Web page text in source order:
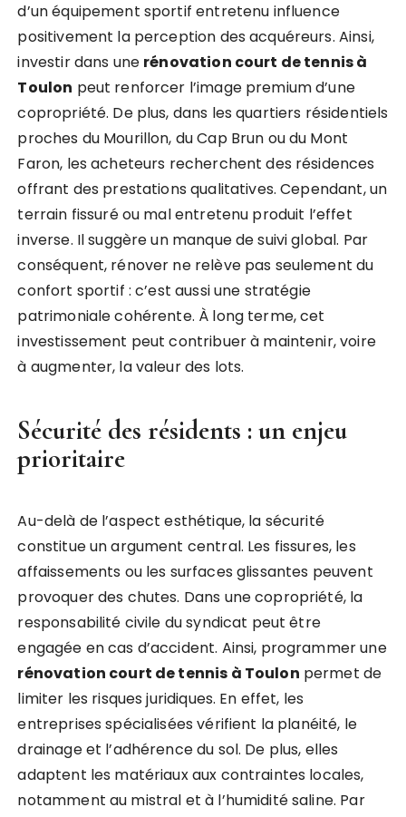
d’un équipement sportif entretenu influence
positivement la perception des acquéreurs. Ainsi,
investir dans une rénovation court de tennis à
Toulon peut renforcer l’image premium d’une
copropriété. De plus, dans les quartiers résidentiels
proches du Mourillon, du Cap Brun ou du Mont
Faron, les acheteurs recherchent des résidences
offrant des prestations qualitatives. Cependant, un
terrain fissuré ou mal entretenu produit l’effet
inverse. Il suggère un manque de suivi global. Par
conséquent, rénover ne relève pas seulement du
confort sportif : c’est aussi une stratégie
patrimoniale cohérente. À long terme, cet
investissement peut contribuer à maintenir, voire
à augmenter, la valeur des lots.
Sécurité des résidents : un enjeu
prioritaire
Au-delà de l’aspect esthétique, la sécurité
constitue un argument central. Les fissures, les
affaissements ou les surfaces glissantes peuvent
provoquer des chutes. Dans une copropriété, la
responsabilité civile du syndicat peut être
engagée en cas d’accident. Ainsi, programmer une
rénovation court de tennis à Toulon permet de
limiter les risques juridiques. En effet, les
entreprises spécialisées vérifient la planéité, le
drainage et l’adhérence du sol. De plus, elles
adaptent les matériaux aux contraintes locales,
notamment au mistral et à l’humidité saline. Par